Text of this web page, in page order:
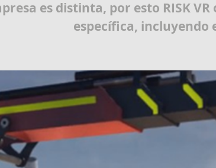
es distinta, por esto RISK
específica, incluyendo